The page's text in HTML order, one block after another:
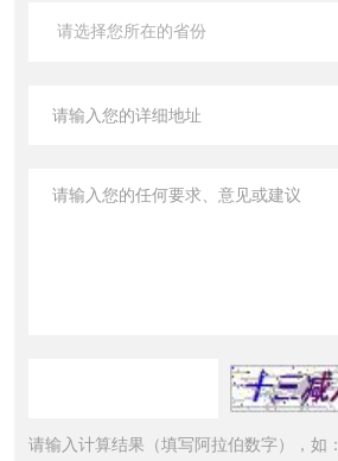
请输入计算结果（填写阿拉伯数字），如